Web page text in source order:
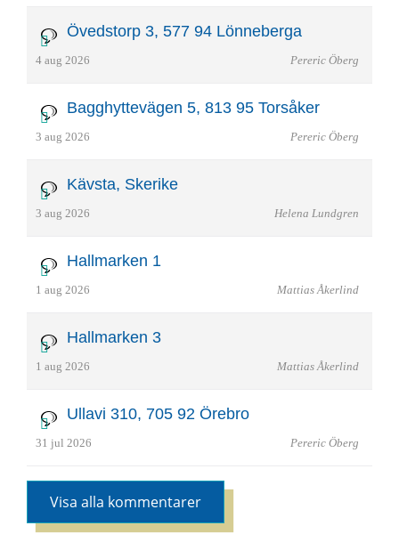
Övedstorp 3, 577 94 Lönneberga
4 aug 2026 Pereric Öberg
Bagghyttevägen 5, 813 95 Torsåker
3 aug 2026 Pereric Öberg
Kävsta, Skerike
3 aug 2026 Helena Lundgren
Hallmarken 1
1 aug 2026 Mattias Åkerlind
Hallmarken 3
1 aug 2026 Mattias Åkerlind
Ullavi 310, 705 92 Örebro
31 jul 2026 Pereric Öberg
Visa alla kommentarer